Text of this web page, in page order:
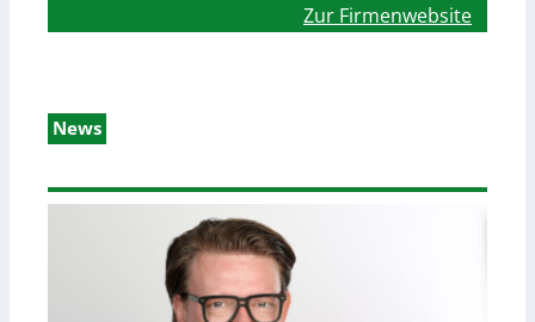
Zur Firmenwebsite
News